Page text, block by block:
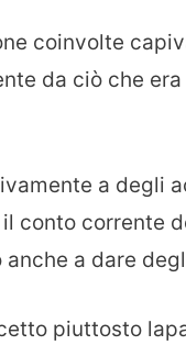
coinvolte
da ciò che
a degli
conto corrente
a dare
piuttosto